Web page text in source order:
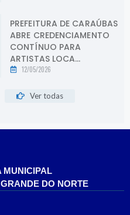
PREFEITURA DE CARAÚBAS
ABRE CREDENCIAMENTO
CONTÍNUO PARA
ARTISTAS LOCA...
12/05/2026
Ver todas
MUNICIPAL
DO NORTE